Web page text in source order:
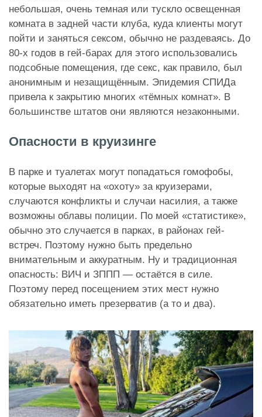
небольшая, очень темная или тускло освещенная
комната в задней части клуба, куда клиенты могут
пойти и заняться сексом, обычно не раздеваясь. До
80-х годов в гей-барах для этого использовались
подсобные помещения, где секс, как правило, был
анонимным и незащищённым. Эпидемия СПИДа
привела к закрытию многих «тёмных комнат». В
большинстве штатов они являются незаконными.
Опасности в круизинге
В парке и туалетах могут попадаться гомофобы,
которые выходят на «охоту» за круизерами,
случаются конфликты и случаи насилия, а также
возможны облавы полиции. По моей «статистике»,
обычно это случается в парках, в районах гей-
встреч. Поэтому нужно быть предельно
внимательным и аккуратным. Ну и традиционная
опасность: ВИЧ и ЗППП — остаётся в силе.
Поэтому перед посещением этих мест нужно
обязательно иметь презерватив (а то и два).